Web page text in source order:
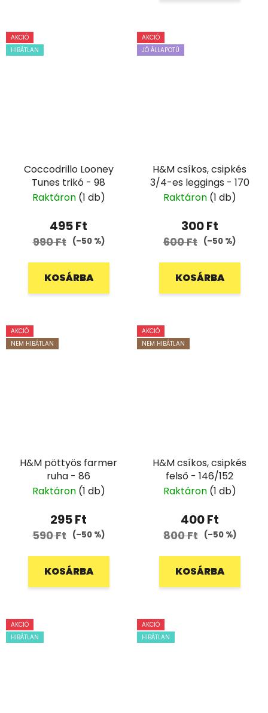
AKCIÓ
HIBÁTLAN
Coccodrillo Looney
Tunes trikó - 98
Raktáron (1 db)
495 Ft
990 Ft (–50 %)
KOSÁRBA
AKCIÓ
JÓ ÁLLAPOTÚ
H&M csíkos, csipkés
3/4-es leggings - 170
Raktáron (1 db)
300 Ft
600 Ft (–50 %)
KOSÁRBA
AKCIÓ
NEM HIBÁTLAN
H&M pöttyös farmer
ruha - 86
Raktáron (1 db)
295 Ft
590 Ft (–50 %)
KOSÁRBA
AKCIÓ
NEM HIBÁTLAN
H&M csíkos, csipkés
felső - 146/152
Raktáron (1 db)
400 Ft
800 Ft (–50 %)
KOSÁRBA
AKCIÓ
HIBÁTLAN
AKCIÓ
HIBÁTLAN